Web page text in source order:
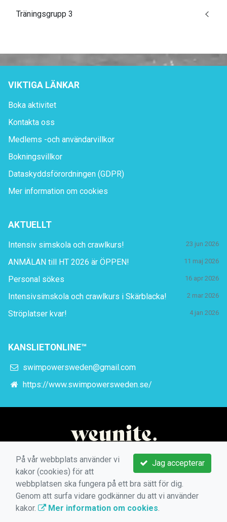
Träningsgrupp 3
VIKTIGA LÄNKAR
Boka aktivitet
Kontakta oss
Medlems -och användarvillkor
Bokningsvillkor
Dataskyddsförordningen (GDPR)
Mer information om cookies
AKTUELLT
Intensiv simskola och crawlkurs! 23 jun 2026
ANMÄLAN till HT 2026 är ÖPPEN! 11 maj 2026
Personal sökes 16 apr 2026
Intensivsimskola och crawlkurs i Skärblacka! 2 mar 2026
Ströplatser kvar! 4 jan 2026
KANSLIETONLINE™
swimpowersweden@gmail.com
https://www.swimpowersweden.se/
Jag accepterar
På vår webbplats använder vi
kakor (cookies) för att
webbplatsen ska fungera på ett bra sätt för dig.
Genom att surfa vidare godkänner du att vi använder
kakor.
Mer information om cookies.